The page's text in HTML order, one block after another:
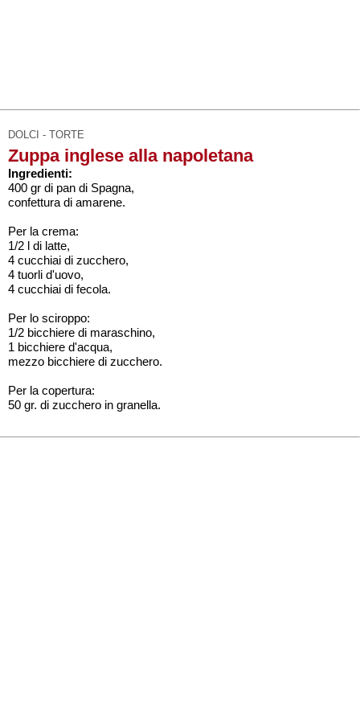
DOLCI - TORTE
Zuppa inglese alla napoletana
Ingredienti:
400 gr di pan di Spagna,
confettura di amarene.
Per la crema:
1/2 l di latte,
4 cucchiai di zucchero,
4 tuorli d'uovo,
4 cucchiai di fecola.
Per lo sciroppo:
1/2 bicchiere di maraschino,
1 bicchiere d'acqua,
mezzo bicchiere di zucchero.
Per la copertura:
50 gr. di zucchero in granella.